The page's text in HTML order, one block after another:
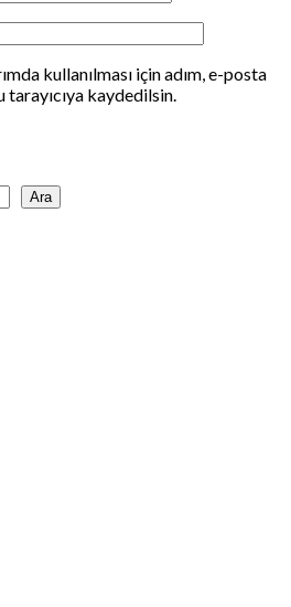
kullanılması için adım, e-posta
kaydedilsin.
Ara